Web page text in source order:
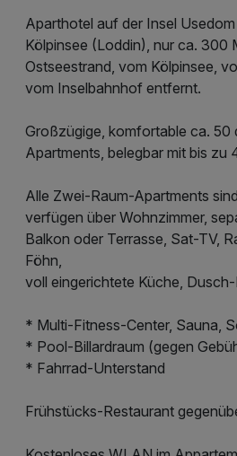
Aparthotel auf der Insel
Kölpinsee (Loddin), nur ca. 300
Ostseestrand, vom Kölpinsee,
vom Inselbahnhof entfernt.
Großzügige, komfortable ca. 50
Apartments, belegbar mit bis zu
Alle Zwei-Raum-Apartments
verfügen über Wohnzimmer,
Balkon oder Terrasse, Sat-TV,
Föhn,
voll eingerichtete Küche,
* Multi-Fitness-Center, Sauna,
* Pool-Billardraum (gegen
* Fahrrad-Unterstand
Frühstücks-Restaurant